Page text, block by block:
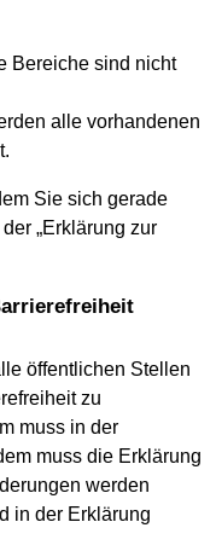
Bereiche sind nicht
alle vorhandenen
Sie sich gerade
„Erklärung zur
öffentlichen Stellen
zu
muss in der
muss die Erklärung
werden
in der Erklärung